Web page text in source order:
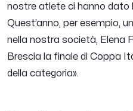
nostre atlete ci hanno dato
Quest’anno, per esempio,
nella nostra società, Elena
Brescia la finale di Coppa
della categoria».